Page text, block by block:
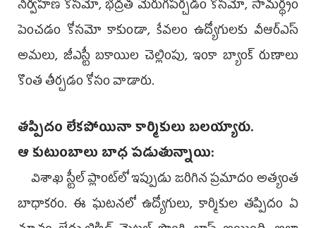
నిర్వహణ కోసమో, భద్రత మెరుగపర్చడం కోసమో, సామర్థ్యం
పెంచడం కోసమో కాకుండా, కేవలం ఉద్యోగులకు వీఆర్‌ఎస్‌
అమలు, జీఎస్టీ బకాయిల చెల్లింపు, ఇంకా బ్యాంక్‌ రుణాలు
కొంత తీర్చడం కోసం వాడారు.
తప్పిదం లేకపోయినా కార్మికులు బలయ్యారు.
ఆ కుటుంబాలు బాధ పడుతున్నాయి:
విశాఖ స్టీల్‌ ప్లాంట్‌లో ఇప్పుడు జరిగిన ప్రమాదం అత్యంత
బాధాకరం. ఈ ఘటనలో ఉద్యోగులు, కార్మికుల తప్పిదం ఏ